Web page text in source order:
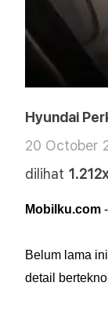
Hyundai
20 October
dilihat 1.212x
Mobilku.com
Belum lama
detail